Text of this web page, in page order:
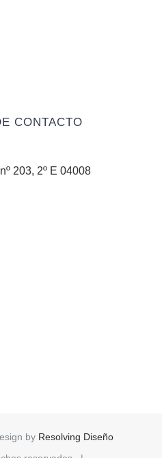
CONTACTO
203, 2º E 04008
by Resolving Diseño